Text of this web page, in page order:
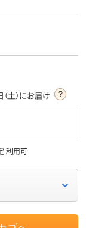
土）にお届け
利用可